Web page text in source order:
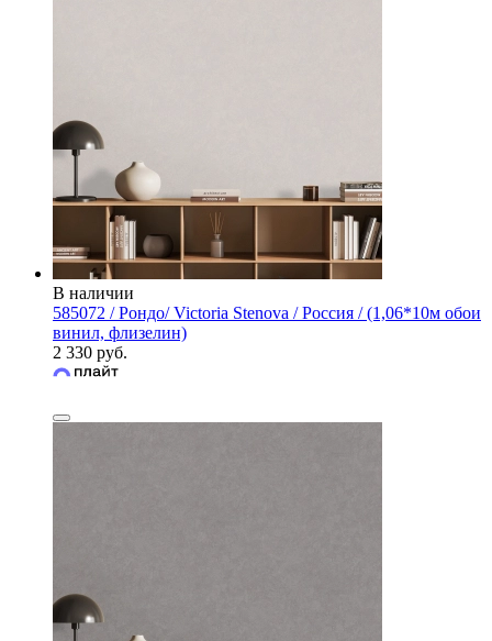
В наличии
585072 / Рондо/ Victoria Stenova / Россия / (1,06*10м обои
винил, флизелин)
2 330 руб.